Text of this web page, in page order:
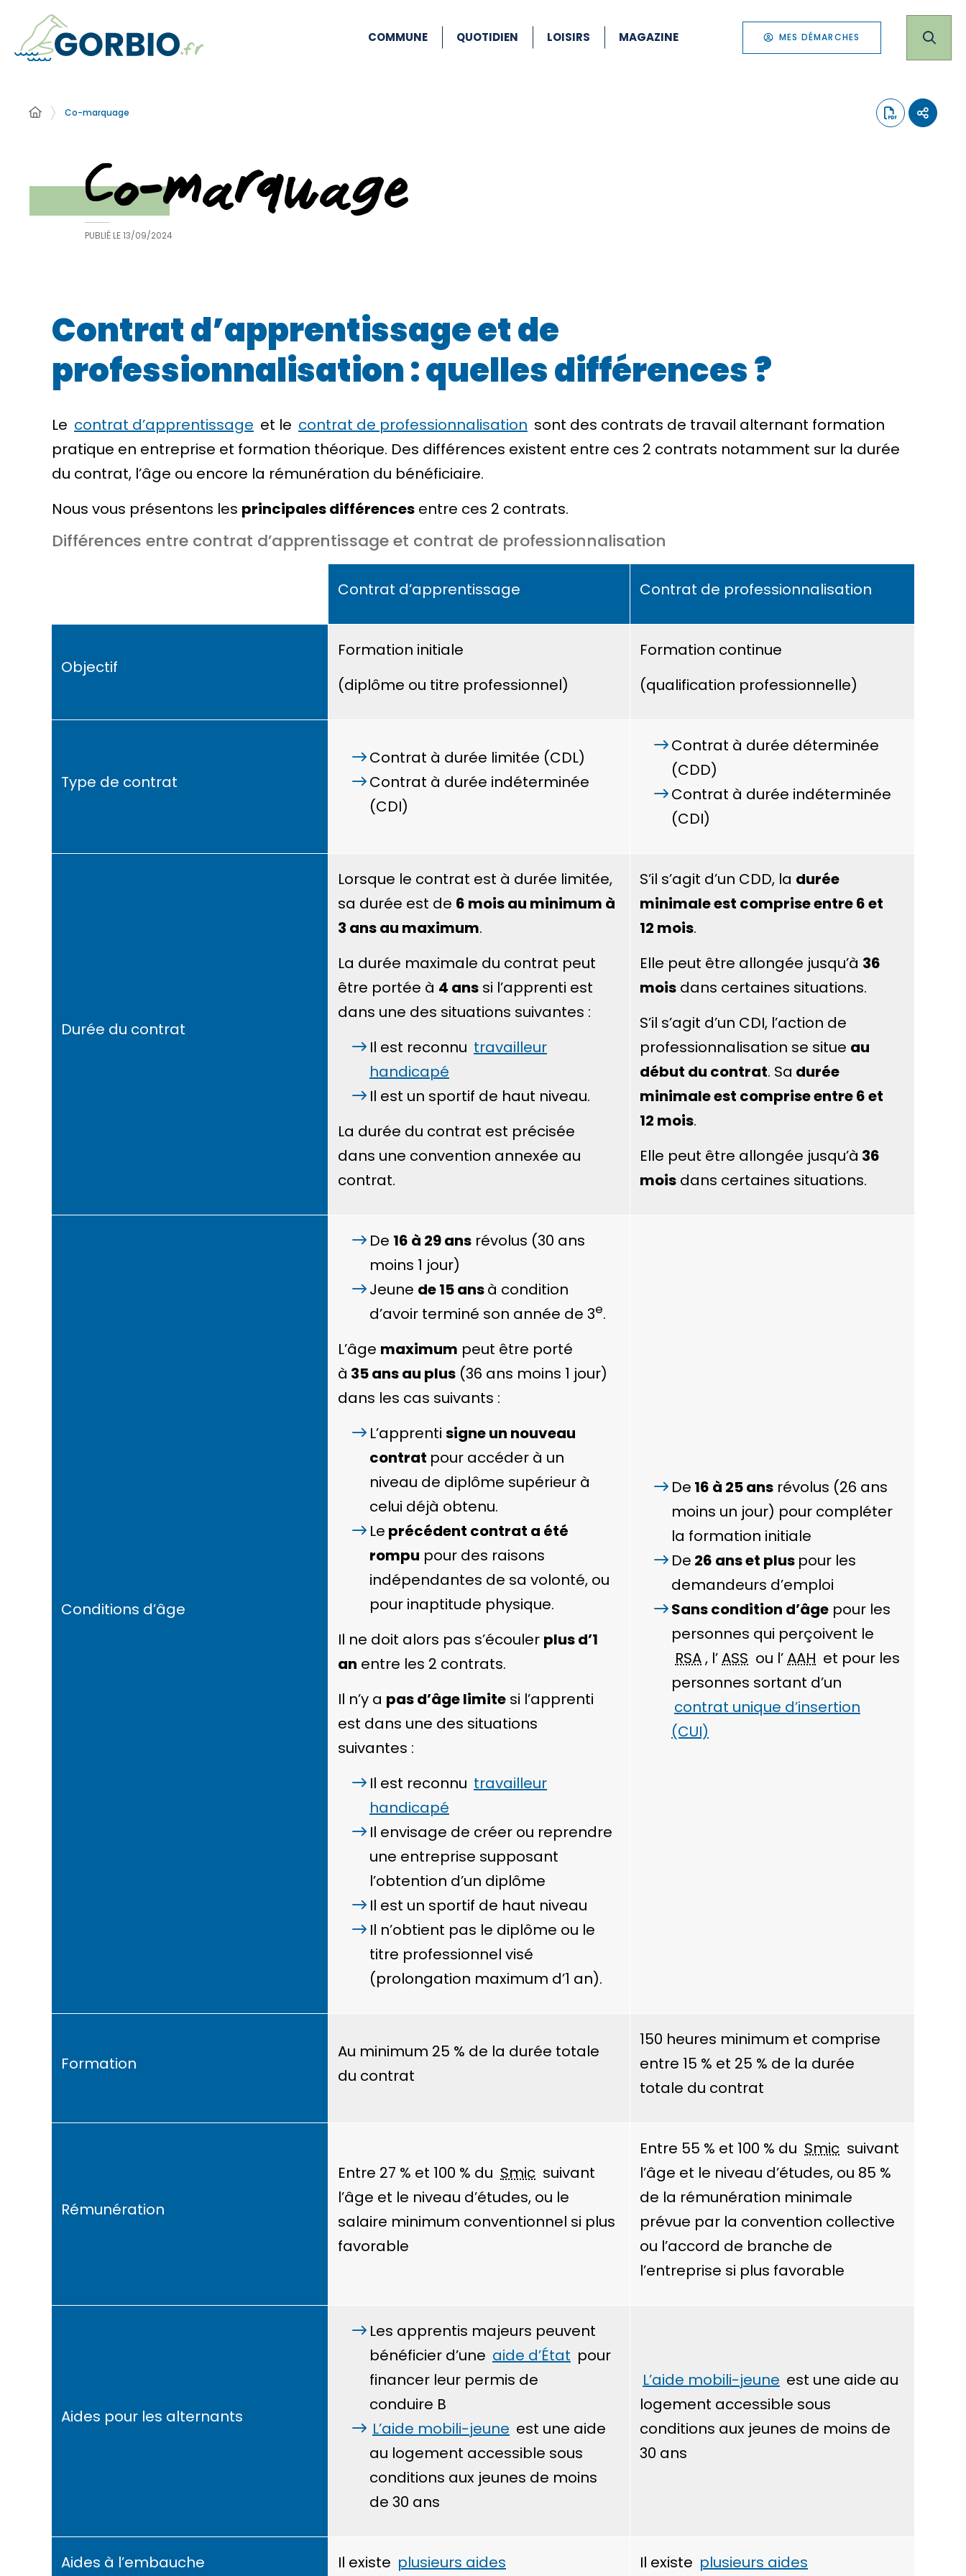
COMMUNE QUOTIDIEN LOISIRS MAGAZINE MES DÉMARCHES
Co-marquage
Co-marquage
PUBLIÉ LE13/09/2024
Contrat d’apprentissage et de
professionnalisation : quelles différences ?
Le contrat d’apprentissage et le contrat de professionnalisation sont des contrats de travail alternant formation
pratique en entreprise et formation théorique. Des différences existent entre ces 2 contrats notamment sur la durée
du contrat, l’âge ou encore la rémunération du bénéficiaire.
Nous vous présentons les principales différences entre ces 2 contrats.
Différences entre contrat d’apprentissage et contrat de professionnalisation
Contrat d’apprentissage Contrat de professionnalisation
Objectif
Formation initiale
(diplôme ou titre professionnel)
Formation continue
(qualification professionnelle)
Type de contrat
Contrat à durée limitée (CDL)
Contrat à durée indéterminée
(CDI)
Contrat à durée déterminée
(CDD)
Contrat à durée indéterminée
(CDI)
Durée du contrat
Lorsque le contrat est à durée limitée,
sa durée est de 6 mois au minimum à
3 ans au maximum.
La durée maximale du contrat peut
être portée à 4 ans si l’apprenti est
dans une des situations suivantes :
Il est reconnu travailleur
handicapé
Il est un sportif de haut niveau.
La durée du contrat est précisée
dans une convention annexée au
contrat.
S’il s’agit d’un CDD, la durée
minimale est comprise entre 6 et
12 mois.
Elle peut être allongée jusqu’à 36
mois dans certaines situations.
S’il s’agit d’un CDI, l’action de
professionnalisation se situe au
début du contrat. Sa durée
minimale est comprise entre 6 et
12 mois.
Elle peut être allongée jusqu’à 36
mois dans certaines situations.
Conditions d’âge
De 16 à 29 ans révolus (30 ans
moins 1 jour)
Jeune de 15 ansà condition
d’avoir terminé son année de 3e.
L’âge maximum peut être porté
à 35 ans au plus (36 ans moins 1 jour)
dans les cas suivants :
L’apprenti signe un nouveau
contrat pour accéder à un
niveau de diplôme supérieur à
celui déjà obtenu.
Le précédent contrat a été
rompu pour des raisons
indépendantes de sa volonté, ou
pour inaptitude physique.
Il ne doit alors pas s’écouler plus d’1
an entre les 2 contrats.
Il n’y a pasd’âge limite si l’apprenti
est dans une des situations
suivantes :
Il est reconnu travailleur
handicapé
Il envisage de créer ou reprendre
une entreprise supposant
l’obtention d’un diplôme
Il est un sportif de haut niveau
Il n’obtient pas le diplôme ou le
titre professionnel visé
(prolongation maximum d’1 an).
De 16 à 25 ans révolus (26 ans
moins un jour) pour compléter
la formation initiale
De 26 ans et plus pour les
demandeurs d’emploi
Sans condition d’âge pour les
personnes qui perçoivent le
RSA, l’ASS ou l’AAH et pour les
personnes sortant d’un
contrat unique d’insertion
(CUI)
Formation
Au minimum 25 % de la durée totale
du contrat
150 heures minimum et comprise
entre 15 % et 25 % de la durée
totale du contrat
Rémunération
Entre 27 % et 100 % du Smic suivant
l’âge et le niveau d’études, ou le
salaire minimum conventionnel si plus
favorable
Entre 55 % et 100 % du Smic suivant
l’âge et le niveau d’études, ou 85 %
de la rémunération minimale
prévue par la convention collective
ou l’accord de branche de
l’entreprise si plus favorable
Aides pour les alternants
Les apprentis majeurs peuvent
bénéficier d’une aide d’État pour
financer leur permis de
conduire B
L’aide mobili-jeune est une aide
au logement accessible sous
conditions aux jeunes de moins
de 30 ans
L’aide mobili-jeune est une aide au
logement accessible sous
conditions aux jeunes de moins de
30 ans
Aides à l’embauche Il existe plusieurs aides Il existe plusieurs aides